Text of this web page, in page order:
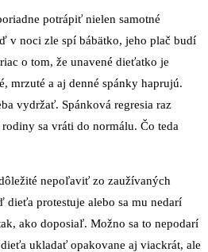
potrápiť nielen samotné
v noci zle spí bábätko, jeho plač budí
o tom, že unavené dieťatko je
mrzuté a aj denné spánky haprujú.
vydržať. Spánková regresia raz
sa vráti do normálu. Čo teda
nepoľaviť zo zaužívaných
dieťa protestuje alebo sa mu nedarí
ako doposiaľ. Možno sa to nepodarí
ukladať opakovane aj viackrát, ale